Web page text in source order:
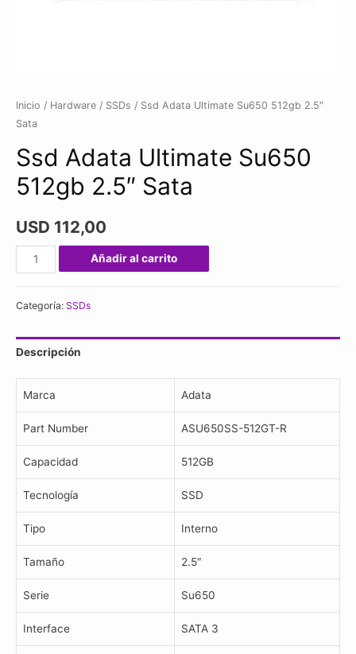
Inicio / Hardware / SSDs / Ssd Adata Ultimate Su650 512gb 2.5″
Sata
Ssd Adata Ultimate Su650
512gb 2.5″ Sata
USD 112,00
Adata
Su650
2.5"
cantidad
Añadir al carrito
Categoría: SSDs
Descripción
Marca Adata
Part Number ASU650SS-512GT-R
Capacidad 512GB
Tecnología SSD
Tipo Interno
Tamaño 2.5″
Serie Su650
Interface SATA 3